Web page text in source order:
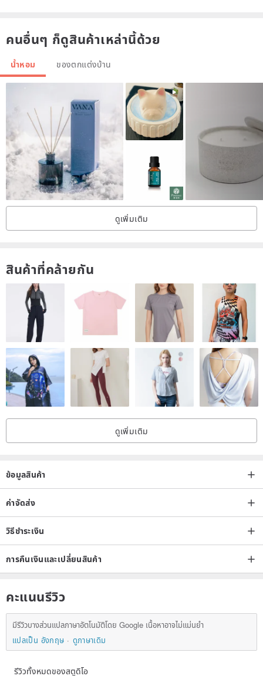
To address the historical moments and endorse the coming
Perseverance Rover Mars Mission, ANICORN Watches teamed up
with NASA and created the limited MARS MISSION Collection. The
Collection is a tribute to the effort made for Mars Explorations and
to acknowledge the significance of EARTH–MARS relationships.
คนอื่นๆ ก็ดูสินค้าเหล่านี้ด้วย
น้ำหอม ของตกแต่งบ้าน
ดูเพิ่มเติม
สินค้าที่คล้ายกัน
ดูเพิ่มเติม
ข้อมูลสินค้า
ค่าจัดส่ง
วิธีชำระเงิน
การคืนเงินและเปลี่ยนสินค้า
คะแนนรีวิว
มีรีวิวบางส่วนแปลภาษาอัตโนมัติโดย Google เนื้อหาอาจไม่แม่นยำ
แปลเป็น อังกฤษ
ดูภาษาเดิม
รีวิวทั้งหมดของสตูดิโอ